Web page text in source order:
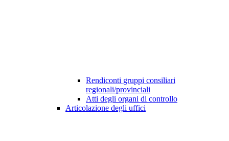
Rendiconti gruppi consiliari
regionali/provinciali
Atti degli organi di controllo
Articolazione degli uffici